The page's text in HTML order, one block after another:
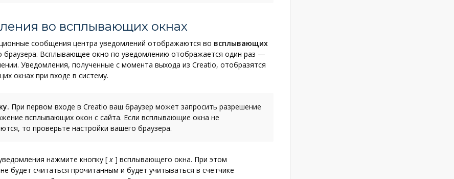
во всплывающих окнах
сообщения центра уведомлений отображаются во всплывающих
браузера. Всплывающее окно по уведомлению отображается один раз —
Уведомления, полученные с момента выхода из Creatio, отобразятся
окнах при входе в систему.
При первом входе в Creatio ваш браузер может запросить разрешение
всплывающих окон с сайта. Если всплывающие окна не
то проверьте настройки вашего браузера.
нажмите кнопку [ x ] всплывающего окна. При этом
будет считаться прочитанным и будет учитываться в счетчике